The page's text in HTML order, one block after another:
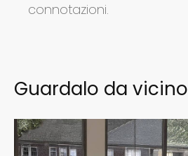
connotazioni.
Guardalo da vicino